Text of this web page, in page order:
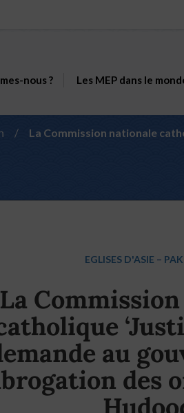
nous ? Les MEP dans le
/
La Commission nationale
EGLISES D'ASIE –
La
au
des